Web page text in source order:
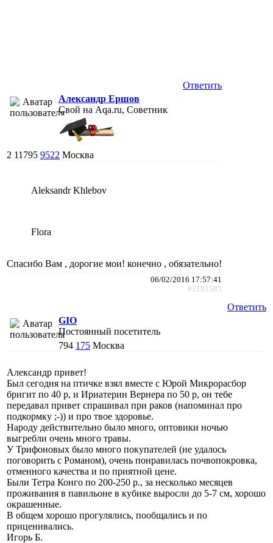
Ответить
Александр Ершов
Свой на Aqa.ru, Советник
2 11795 9522 Москва
Aleksandr Khlebov
Flora
Спасибо Вам , дорогие мои! конечно , обязательно!
06/02/2016 17:57:41
#2181585
Ответить
GIO
Постоянный посетитель
794 175 Москва
Александр привет!
Был сегодня на птичке взял вместе с Юрой Микрорасбор
бригит по 40 р, и Ириатерин Вернера по 50 р, он тебе
передавал привет спрашивал при раков (напоминал про
подкормку ;-)) и про твое здоровье.
Народу действительно было много, оптовики ночью
выгребли очень много травы.
У Трифоновых было много покупателей (не удалось
поговорить с Романом), очень понравилась почвопокровка,
отменного качества и по приятной цене.
Были Тетра Конго по 200-250 р., за несколько месяцев
проживания в павильоне в кубике выросли до 5-7 см, хорошо
окрашенные.
В общем хорошо прогулялись, пообщались и по
приценивались.
Игорь Б.